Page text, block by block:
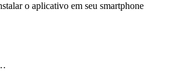
o aplicativo em seu smartphone